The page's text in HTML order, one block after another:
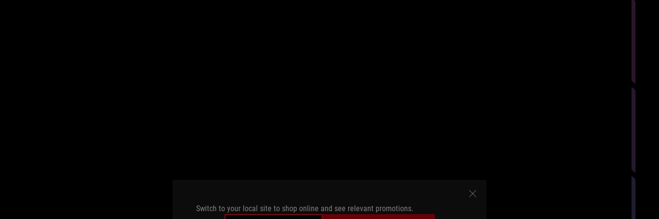
Switch to your local site to shop online and see relevant promotions.